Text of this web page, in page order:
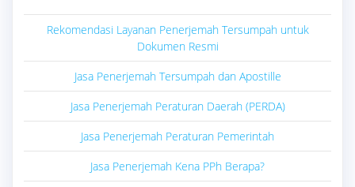
Rekomendasi Layanan Penerjemah Tersumpah untuk
Dokumen Resmi
Jasa Penerjemah Tersumpah dan Apostille
Jasa Penerjemah Peraturan Daerah (PERDA)
Jasa Penerjemah Peraturan Pemerintah
Jasa Penerjemah Kena PPh Berapa?